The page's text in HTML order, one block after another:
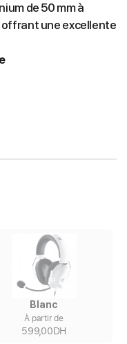
de 50 mm à
une excellente
Blanc
À partir de
599,00DH